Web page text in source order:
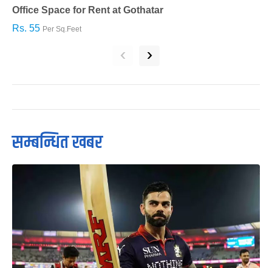
Office Space for Rent at Gothatar
Rs. 55 Per Sq.Feet
‹ ›
सम्बन्धित खबर